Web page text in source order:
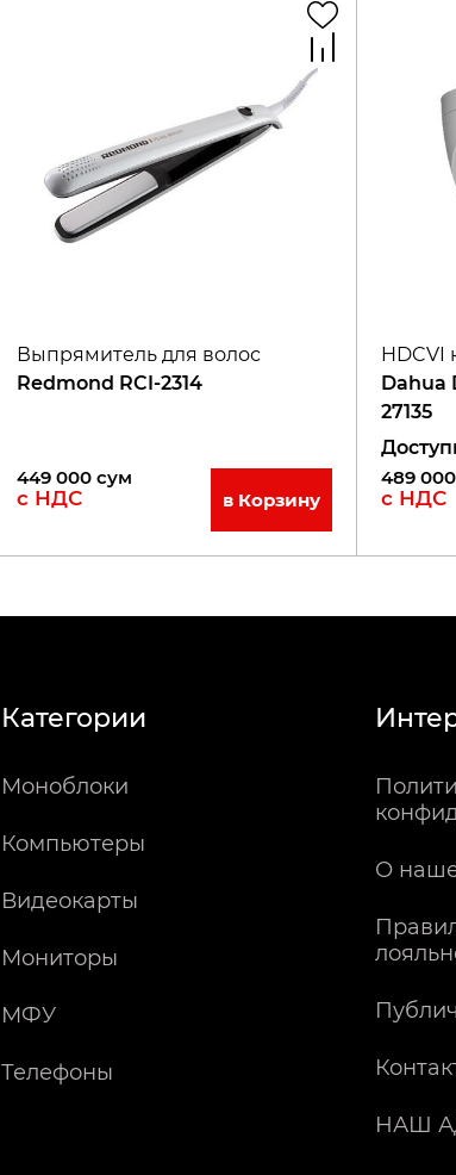
Выпрямитель для волос
Redmond RCI-2314
449 000 сум
с НДС в Корзину
HDCVI
Dahua
27135
489 000
с НДС
Категории
Моноблоки
Компьютеры
Видеокарты
Мониторы
МФУ
Телефоны
О
НАШ